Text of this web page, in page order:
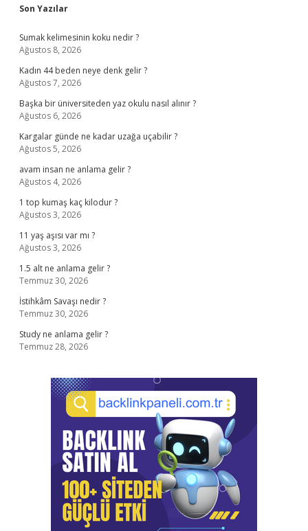
Sidebar
Son Yazılar
Sumak kelimesinin koku nedir ?
Ağustos 8, 2026
Kadın 44 beden neye denk gelir ?
Ağustos 7, 2026
Başka bir üniversiteden yaz okulu nasıl alınır ?
Ağustos 6, 2026
Kargalar günde ne kadar uzağa uçabilir ?
Ağustos 5, 2026
avam insan ne anlama gelir ?
Ağustos 4, 2026
1 top kumaş kaç kilodur ?
Ağustos 3, 2026
11 yaş aşısı var mı ?
Ağustos 3, 2026
1.5 alt ne anlama gelir ?
Temmuz 30, 2026
İstihkâm Savaşı nedir ?
Temmuz 30, 2026
Study ne anlama gelir ?
Temmuz 28, 2026